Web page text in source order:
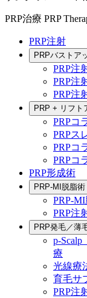
PRP治療 PRP
PRP注射
PRPバストア
PRP注
PRP注
PRP注
PRP + リフト
PRPコ
PRPス
PRPコ
PRPコ
PRP形成術
PRP-MI脱脂術
PRP-
PRP注
PRP発毛／薄
p-
療
光線療
育毛サ
PRP注